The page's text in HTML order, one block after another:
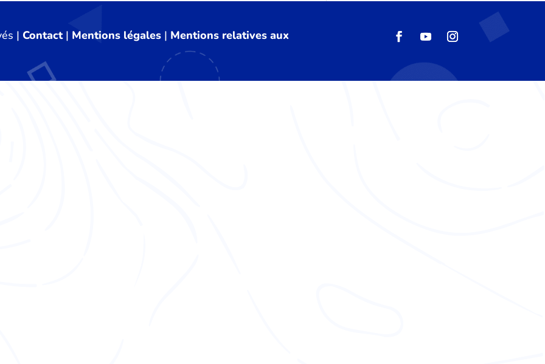
| Contact| Mentions légales | Mentions relatives aux